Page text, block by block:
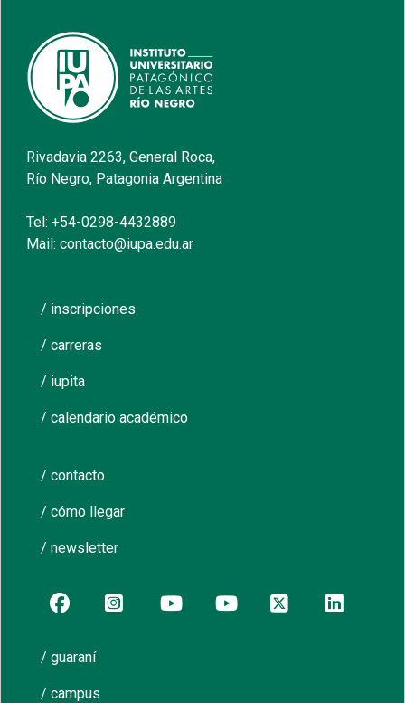
Rivadavia 2263, General Roca,
Río Negro, Patagonia Argentina
Tel: +54-0298-4432889
Mail: contacto@iupa.edu.ar
/ inscripciones
/ carreras
/ iupita
/ calendario académico
/ contacto
/ cómo llegar
/ newsletter
/ guaraní
/ campus